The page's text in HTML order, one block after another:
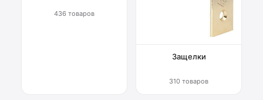
436 товаров
Защелки
310 товаров